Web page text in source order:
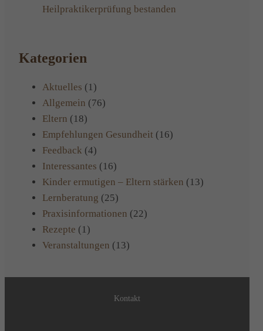
Heilpraktikerprüfung bestanden
Kategorien
Aktuelles (1)
Allgemein (76)
Eltern (18)
Empfehlungen Gesundheit (16)
Feedback (4)
Interessantes (16)
Kinder ermutigen – Eltern stärken (13)
Lernberatung (25)
Praxisinformationen (22)
Rezepte (1)
Veranstaltungen (13)
Kontakt